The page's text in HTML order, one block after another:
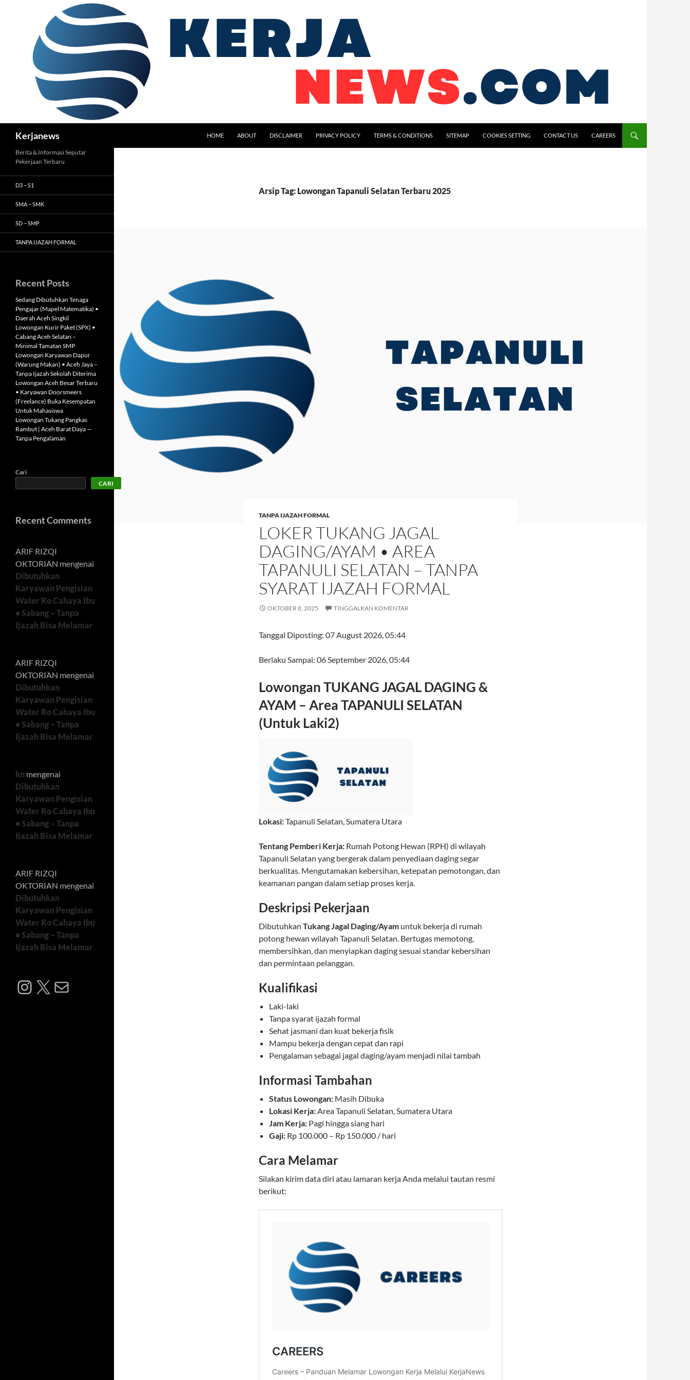
Kerjanews HOME ABOUT DISCLAIMER PRIVACY POLICY TERMS & CONDITIONS SITEMAP COOKIES SETTING CONTACT US CAREERS
Arsip Tag: Lowongan Tapanuli Selatan Terbaru 2025
TANPA IJAZAH FORMAL
LOKER TUKANG JAGAL
DAGING/AYAM • AREA
TAPANULI SELATAN – TANPA
SYARAT IJAZAH FORMAL
OKTOBER 8, 2025 TINGGALKAN KOMENTAR
Tanggal Diposting: 07 August 2026, 05:44
Berlaku Sampai: 06 September 2026, 05:44
Lowongan TUKANG JAGAL DAGING &
AYAM – Area TAPANULI SELATAN
(Untuk Laki2)
Lokasi:Tapanuli Selatan,Sumatera Utara
Tentang Pemberi Kerja: Rumah Potong Hewan (RPH) di wilayah
Tapanuli Selatan yang bergerak dalam penyediaan daging segar
berkualitas. Mengutamakan kebersihan, ketepatan pemotongan, dan
keamanan pangan dalam setiap proses kerja.
Deskripsi Pekerjaan
Dibutuhkan Tukang Jagal Daging/Ayam untuk bekerja di rumah
potong hewan wilayah Tapanuli Selatan. Bertugas memotong,
membersihkan, dan menyiapkan daging sesuai standar kebersihan
dan permintaan pelanggan.
Kualifikasi
Laki-laki
Tanpa syarat ijazah formal
Sehat jasmani dan kuat bekerja fisik
Mampu bekerja dengan cepat dan rapi
Pengalaman sebagai jagal daging/ayam menjadi nilai tambah
Informasi Tambahan
Status Lowongan: Masih Dibuka
Lokasi Kerja:Area Tapanuli Selatan, Sumatera Utara
Jam Kerja: Pagi hingga siang hari
Gaji: Rp 100.000 – Rp 150.000 / hari
Cara Melamar
Silakan kirim data diri atau lamaran kerja Anda melalui tautan resmi
berikut:
Berita & Informasi Seputar
Pekerjaan Terbaru
D3 – S1
SMA – SMK
SD – SMP
TANPA IJAZAH FORMAL
Recent Posts
Sedang Dibutuhkan Tenaga
Pengajar (Mapel Matematika) •
Daerah Aceh Singkil
Lowongan Kurir Paket (SPX) •
Cabang Aceh Selatan –
Minimal Tamatan SMP
Lowongan Karyawan Dapur
(Warung Makan) • Aceh Jaya –
Tanpa Ijazah Sekolah Diterima
Lowongan Aceh Besar Terbaru
• Karyawan Doorsmeers
(Freelance) Buka Kesempatan
Untuk Mahasiswa
Lowongan Tukang Pangkas
Rambut | Aceh Barat Daya —
Tanpa Pengalaman
Cari
CARI
Recent Comments
ARIF RIZQI
OKTORIAN mengenai
Dibutuhkan
Karyawan Pengisian
Water Ro Cahaya Ibu
• Sabang – Tanpa
Ijazah Bisa Melamar
ARIF RIZQI
OKTORIAN mengenai
Dibutuhkan
Karyawan Pengisian
Water Ro Cahaya Ibu
• Sabang – Tanpa
Ijazah Bisa Melamar
kn mengenai
Dibutuhkan
Karyawan Pengisian
Water Ro Cahaya Ibu
• Sabang – Tanpa
Ijazah Bisa Melamar
ARIF RIZQI
OKTORIAN mengenai
Dibutuhkan
Karyawan Pengisian
Water Ro Cahaya Ibu
• Sabang – Tanpa
Ijazah Bisa Melamar
Instagram
X Mail